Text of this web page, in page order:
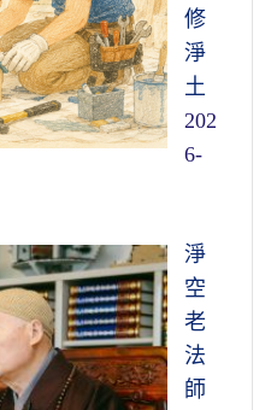
修
淨
土
202
6-
淨
空
老
法
師